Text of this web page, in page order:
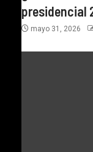
presidencial
mayo 31, 2026